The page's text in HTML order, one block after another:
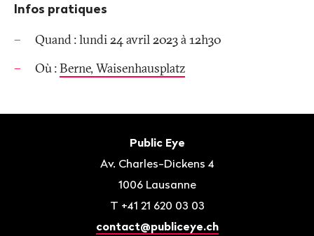
Infos pratiques
Quand: lundi 24 avril 2023 à 12h30
Où:Berne, Waisenhausplatz
Public Eye
Av. Charles-Dickens 4
1006 Lausanne
T +41 21 620 03 03
contact@publiceye.ch